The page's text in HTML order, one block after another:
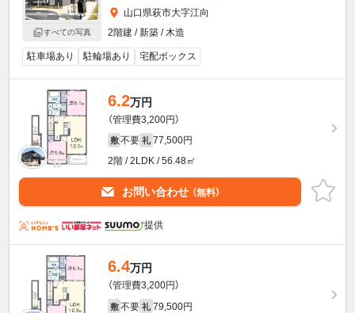
すべての写真
山口県萩市大字江向
2階建 / 新築 / 木造
駐車場あり 駐輪場あり 宅配ボックス
6.2万円
（管理費3,200円）
敷 不要 礼 77,500円
2階 / 2LDK / 56.48㎡
お問い合わせ （無料）
提供
6.4万円
（管理費3,200円）
敷 不要 礼 79,500円